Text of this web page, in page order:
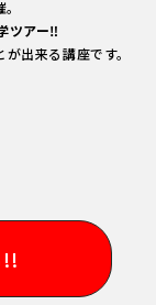
ツアー‼︎
出来る講座です。
!!